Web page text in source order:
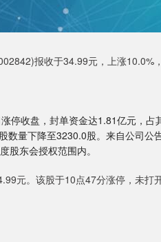
报收于34.99元，上涨10.0%
停收盘，封单资金达1.81亿元，
数量下降至3230.0股。来自公司
股东会授权范围内。
元。该股于10点47分涨停，未
39.68